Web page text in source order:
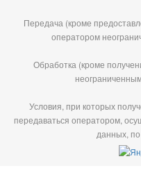
Передача (кроме
оператором
Обработка (кроме
Условия, при которых
передаваться оператором,
данных,